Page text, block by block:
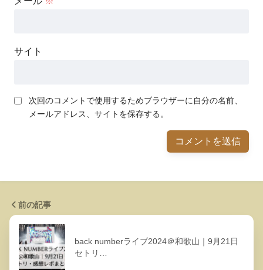
サイト
次回のコメントで使用するためブラウザーに自分の名前、
メールアドレス、サイトを保存する。
前の記事
back numberライブ2024＠和歌山｜9月21日
セトリ…